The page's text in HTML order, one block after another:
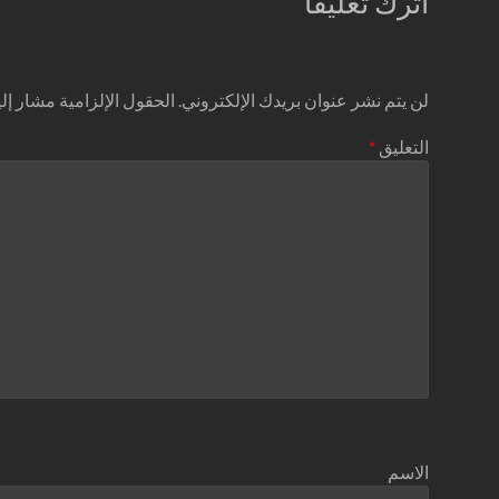
لن يتم نشر عنوان بريدك الإلكتروني. الحقول الإلزامية مشار
التعليق *
الاسم